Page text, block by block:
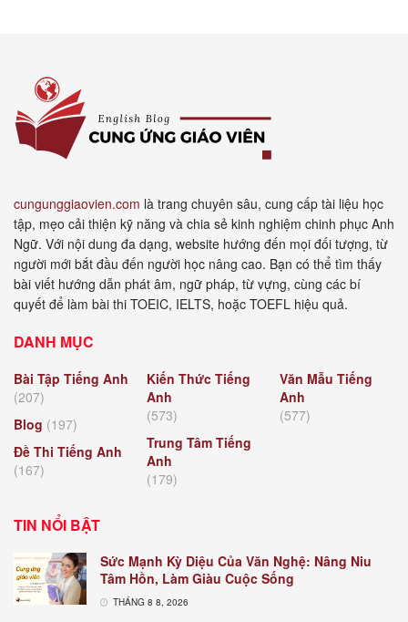
cungunggiaovien.com là trang chuyên sâu, cung cấp tài liệu học
tập, mẹo cải thiện kỹ năng và chia sẻ kinh nghiệm chinh phục Anh
Ngữ. Với nội dung đa dạng, website hướng đến mọi đối tượng, từ
người mới bắt đầu đến người học nâng cao. Bạn có thể tìm thấy
bài viết hướng dẫn phát âm, ngữ pháp, từ vựng, cùng các bí
quyết để làm bài thi TOEIC, IELTS, hoặc TOEFL hiệu quả.
DANH MỤC
Bài Tập Tiếng Anh
(207)
Blog (197)
Đề Thi Tiếng Anh
(167)
Kiến Thức Tiếng
Anh
(573)
Trung Tâm Tiếng
Anh
(179)
Văn Mẫu Tiếng
Anh
(577)
TIN NỔI BẬT
Sức Mạnh Kỳ Diệu Của Văn Nghệ: Nâng Niu
Tâm Hồn, Làm Giàu Cuộc Sống
THÁNG 8 8, 2026